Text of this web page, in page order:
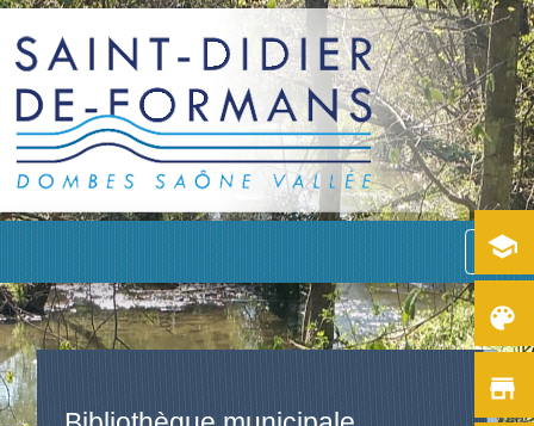
menu
school
color_lens
store